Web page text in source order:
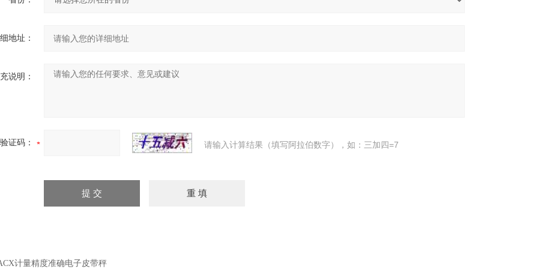
地址：
说明：
验证码： 请输入计算结果（填写阿拉伯数字），如：三加四=7
计量精度准确电子皮带秤